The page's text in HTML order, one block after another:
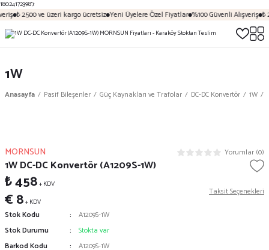
18024172398');
₺ 2500 ve üzeri kargo ücretsiz Yeni Üyelere Özel Fiyatlar %100 Güvenli Alışveriş ₺
1W
Anasayfa Pasif Bileşenler Güç Kaynakları ve Trafolar DC-DC Konvertör 1W
MORNSUN Yorumlar (0)
1W DC-DC Konvertör (A1209S-1W)
₺ 458+ KDV
€ 8+ KDV
Taksit Seçenekleri
Stok Kodu
A1209S-1W
Stok Durumu
Stokta var
Barkod Kodu
A1209S-1W